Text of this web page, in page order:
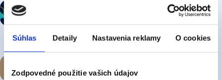
Súhlas Detaily Nastavenia reklamy O cookies
Zodpovedné použitie vašich údajov
práve teraz
"When He's Gone"